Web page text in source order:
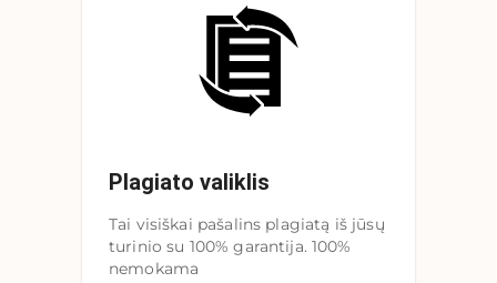
Plagiato valiklis
Tai visiškai pašalins plagiatą iš jūsų
turinio su 100% garantija. 100%
nemokama